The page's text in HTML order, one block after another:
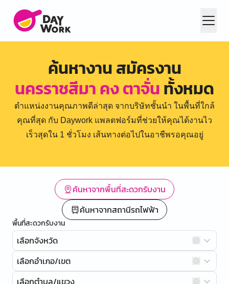
ค้นหางาน สมัครงาน
นครราชสีมา คง ตาจั่นทั้งหมด
ตำแหน่งงานคุณภาพดีล่าสุด จากบริษัทชั้นนำ ในพื้นที่ใกล้
คุณที่สุด กับ Daywork แพลตฟอร์มที่ช่วยให้คุณได้งานไว
เร็วสุดใน 1 ชั่วโมง เส้นทางต่อไปในอาชีพรอคุณอยู่
ค้นหาจากพื้นที่สะดวกรับงาน
ค้นหาจากสถานีรถไฟฟ้า
พื้นที่สะดวกรับงาน
เลือกจังหวัด
เลือกอำเภอ/เขต
เลือกตำบล/แขวง